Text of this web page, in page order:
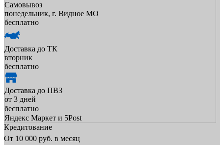
Самовывоз
понедельник, г. Видное МО
бесплатно
Доставка до ТК
вторник
бесплатно
Доставка до ПВЗ
от 3 дней
бесплатно
Яндекс Маркет и 5Post
Кредитование
От 10 000 руб. в месяц